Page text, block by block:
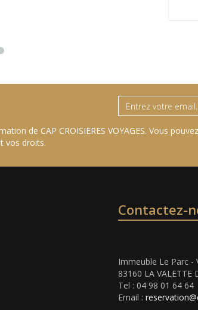
de CAP CROISIERES VOYAGES. Vous
vos droits.
Contactez-
Immeuble Le Parc -
83160 LA VALETTE
Tel : 04 98 01 64 64
Email :